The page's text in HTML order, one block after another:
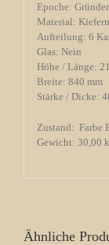
Epoche:
Material:
Aufteilung: 6
Glas: Nein
Höhe / Länge:
Breite: 840 mm
Stärke / Dicke:
Zustand: Farbe
Gewicht: 30,00
Ähnliche